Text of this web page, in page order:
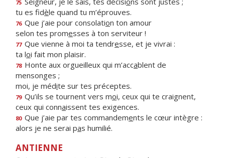
75
tu es fidèle quand tu m’éprouves.
76 Que j’aie pour consolation ton amour
selon tes promesses à ton serviteur !
77 Que vienne à moi ta tendresse, et je vivrai :
ta loi fait mon plaisir.
78 Honte aux orgueilleux qui m’accablent de
mensonges ;
moi, je médite sur tes préceptes.
79 Qu’ils se tournent vers moi, ceux qui te craignent,
ceux qui connaissent tes exigences.
80 Que j’aie par tes commandements le cœur intègre :
alors je ne serai pas humilié.
ANTIENNE